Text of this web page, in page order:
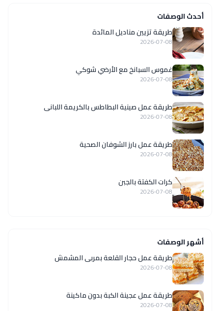
أحدث الوصفات
طريقة تزيين مناديل المائدة
2026-07-08
غموس السبانخ مع الأرضي شوكي
2026-07-08
طريقة عمل صينية البطاطس بالكريمة اللبانى
2026-07-08
طريقة عمل بارز الشوفان الصحية
2026-07-08
كرات الكفتة بالجبن
2026-07-08
أشهر الوصفات
طريقة عمل حجار القلعة بمربى المشمش
2026-07-08
طريقة عمل عجينة الكبة بدون ماكينة
2026-07-08